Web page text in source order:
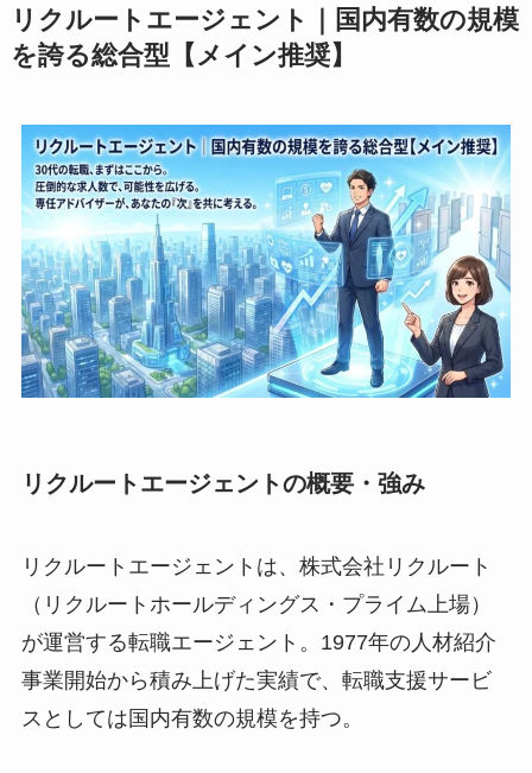
リクルートエージェント｜国内有数の規模
を誇る総合型【メイン推奨】
リクルートエージェントの概要・強み
リクルートエージェントは、株式会社リクルート
（リクルートホールディングス・プライム上場）
が運営する転職エージェント。1977年の人材紹介
事業開始から積み上げた実績で、転職支援サービ
スとしては国内有数の規模を持つ。